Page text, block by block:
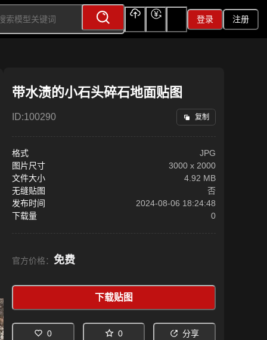
登录 注册
带水渍的小石头碎石地面贴图
ID:100290 复制
格式
JPG
图片尺寸
3000 x 2000
文件大小
4.92 MB
无缝贴图
否
发布时间
2024-08-06 18:24:48
下载量
0
官方价格： 免费
下载贴图
0 0 分享